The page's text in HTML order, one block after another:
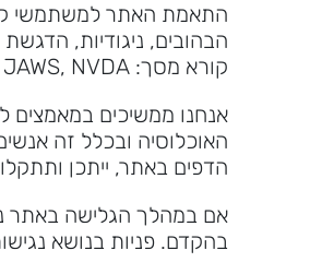
התאמת האתר למשתמשי
הבהובים, ניגודיות, הדגשת
קורא מסך: JAWS, NVDA ועוד.
אנחנו ממשיכים במאמצים
האוכלוסיה ובכלל זה
הדפים באתר, ייתכן
אם במהלך הגלישה באתר
בהקדם. פניות בנושא